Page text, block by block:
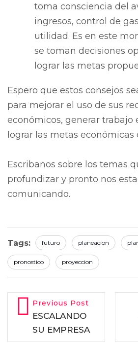
toma consciencia del
ingresos, control de
utilidad. Es en este
se toman decisiones
lograr las metas
Espero que estos consejos
para mejorar el uso de sus
económicos, generar trabajo
lograr las metas económicas
Escribanos sobre los temas
profundizar y pronto nos
comunicando.
Tags: futuro planeacion
pronostico proyeccion
Previous Post
ESCALANDO
SU EMPRESA